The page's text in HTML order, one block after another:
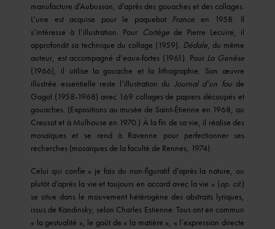
manufacture d’Aubusson, d’après des gouaches et des collages.
L’une est acquise pour le paquebot France en 1958. Il
s’intéresse à l’illustration. Pour Cortègede Pierre Lecuire, il
approfondit sa technique du collage (1959). Dédale, du même
auteur, est accompagné d’eaux-fortes (1961). Pour La Genèse
(1966), il utilise la gouache et la lithographie. Son œuvre
illustrée essentielle reste l’illustration du Journal d’un foude
Gogol (1958-1968) avec 169 collages de papiers découpés et
gouaches. (Expositions au musée de Saint-Étienne en 1968, au
Creusot et à Mulhouse en 1970.) À la fin de sa vie, il réalise des
mosaïques et se rend à Ravenne pour perfectionner ses
recherches (mosaïques de la faculté de Rennes, 1974).
Celui qui confie « je fais du non-figuratif d’après la nature, ou
plutôt d’après la vie et toujours en accord avec la vie » (op. cit.)
se situe dans le mouvement hétérogène des abstraits lyriques,
issus de Kandinsky, selon Charles Estienne. Tous ont en commun
« la gestualité », le goût de « la matière », « l’expression directe